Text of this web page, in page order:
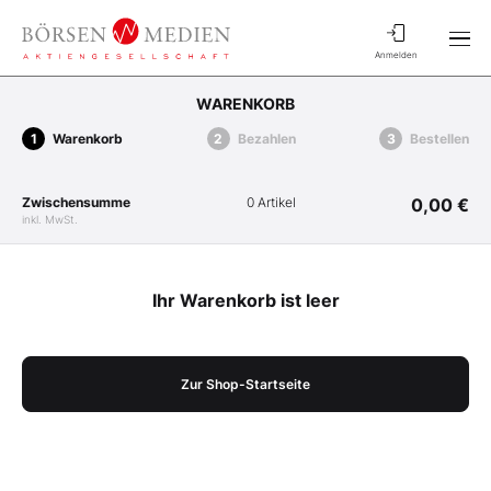
Anmelden
WARENKORB
Warenkorb Bezahlen Bestellen
Zwischensumme
inkl. MwSt.
0 Artikel 0,00 €
Ihr Warenkorb ist leer
Zur Shop-Startseite